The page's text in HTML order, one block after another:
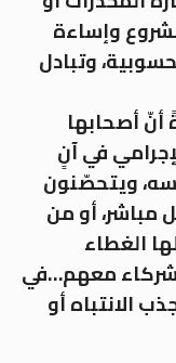
وإساءة
وتبادل
أنّ أصحابها
في آنٍ
ويتحصّنون
مباشر، أو من
الغطاء
شركاء معهم…في
الانتباه أو